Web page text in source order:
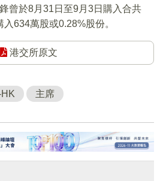
曾於8月31日至9月3日購入合共
634萬股或0.28%股份。
港交所原文
主席